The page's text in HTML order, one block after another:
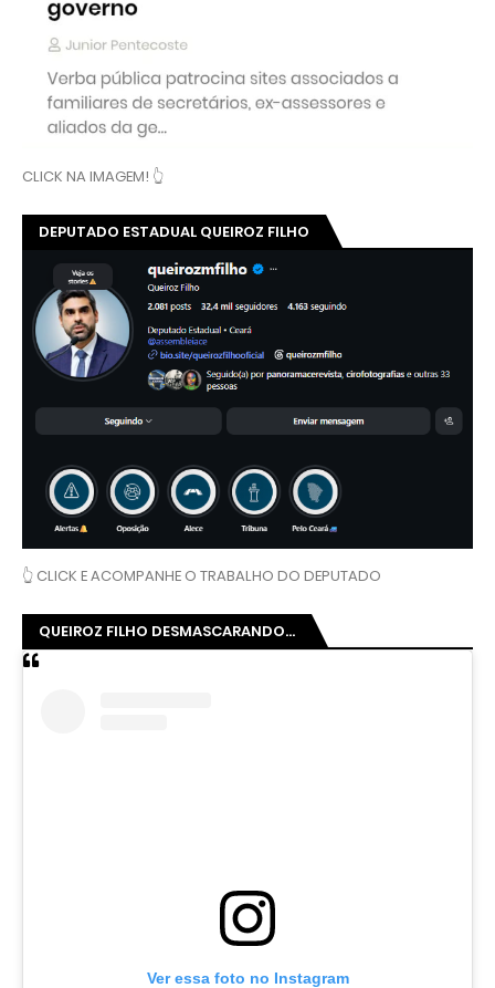
CLICK NA IMAGEM! 👆
DEPUTADO ESTADUAL QUEIROZ FILHO
👆 CLICK E ACOMPANHE O TRABALHO DO DEPUTADO
QUEIROZ FILHO DESMASCARANDO...
Ver essa foto no Instagram